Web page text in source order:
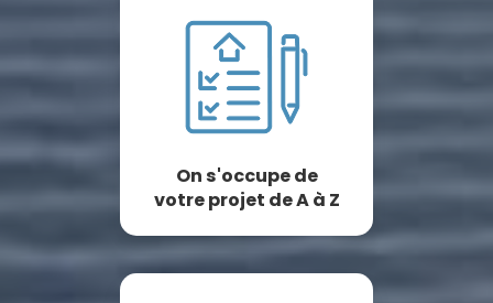
On s'occupe de
votre projet de A à Z